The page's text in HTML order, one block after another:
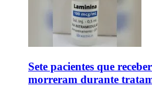
Sete pacientes que
morreram durante